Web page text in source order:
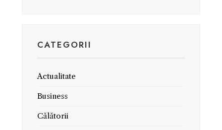
CATEGORII
Actualitate
Business
Călătorii